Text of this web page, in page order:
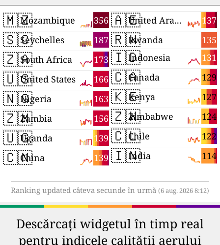
🇲🇿 356
Mozambique
🇸🇨 187
Seychelles
🇿🇦 173
South Africa
🇺🇸 166
United States
🇳🇬 163
Nigeria
🇿🇲 156
Zambia
🇺🇬 139
Uganda
🇨🇳 139
China
🇦🇪 137
United Arab Emirates
🇷🇼 135
Rwanda
🇮🇩 131
Indonesia
🇨🇦 129
Canada
🇰🇪 127
Kenya
🇿🇼 124
Zimbabwe
🇨🇱 122
Chile
🇮🇳 114
India
Ranking updated câteva secunde în urmă (6 aug. 2026 8:12)
Descărcați widgetul în timp real
pentru indicele calității aerului